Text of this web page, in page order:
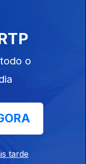
Ep. 4
o
tarde